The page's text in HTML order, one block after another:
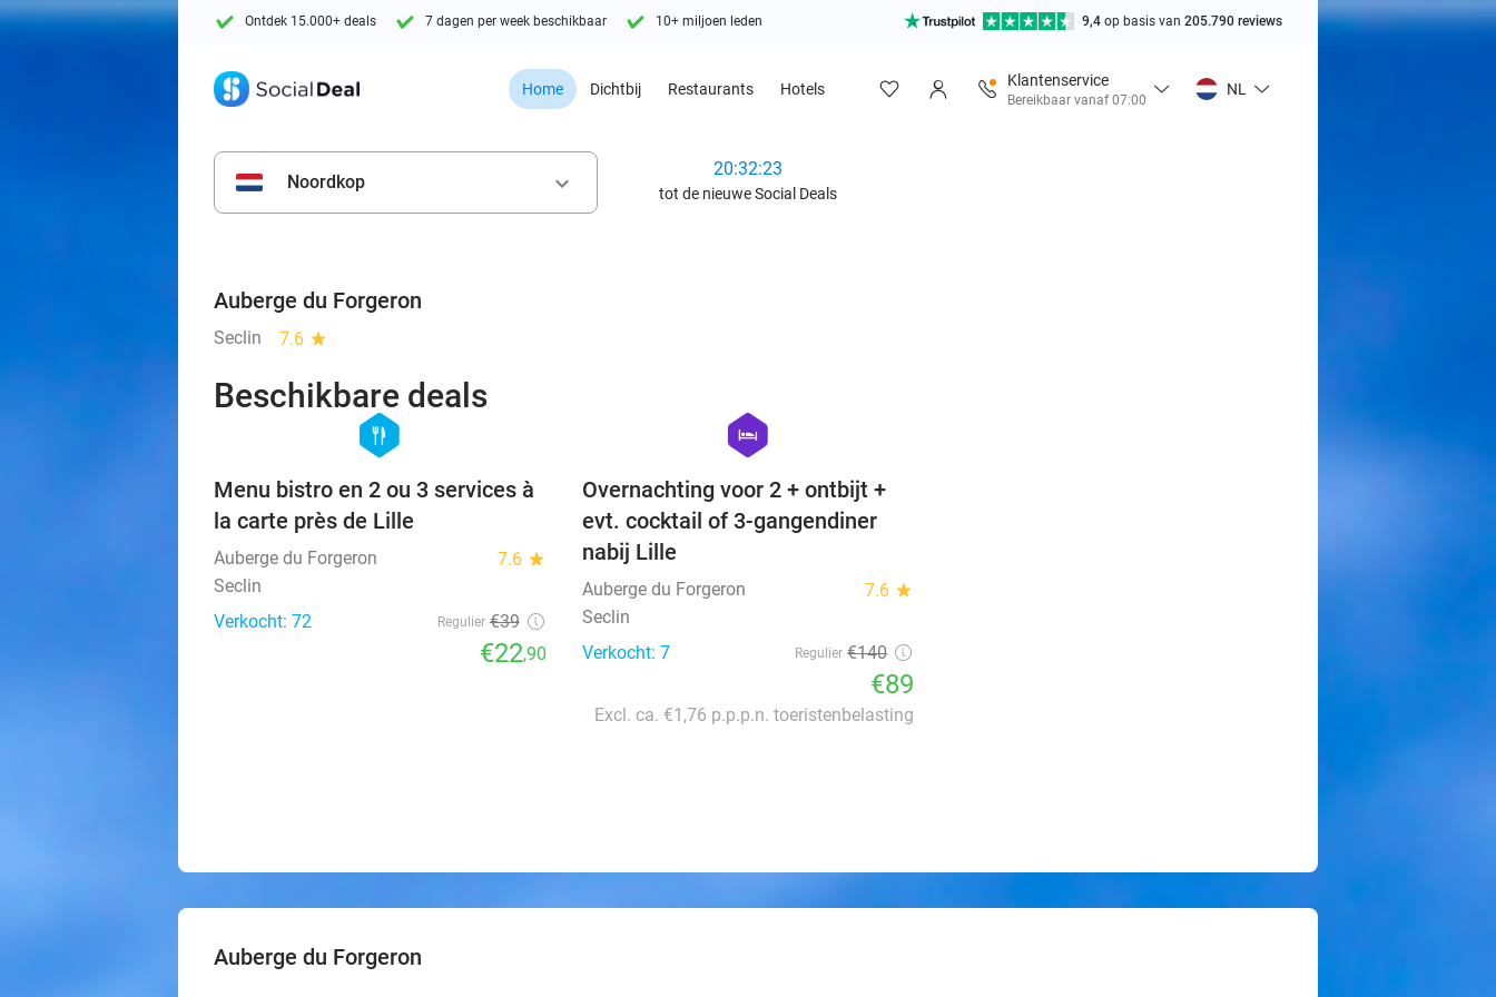
Ontdek 15.000+ deals 7 dagen per week beschikbaar 10+ miljoen leden 9,4 op basis van 205.790 reviews
Home Dichtbij Restaurants Hotels
Klantenservice
Bereikbaar vanaf 07:00
NL
Noordkop keyboard_arrow_down
20:32:21
tot de nieuwe Social Deals
Auberge du Forgeron
Seclin 7.6 star
Beschikbare deals
hexagon
food
Menu bistro en 2 ou 3 services à
la carte près de Lille
Auberge du Forgeron 7.6 star
Seclin
Verkocht: 72
Regulier €39
€22,90
hexagon
hotel
Overnachting voor 2 + ontbijt +
evt. cocktail of 3-gangendiner
nabij Lille
Auberge du Forgeron 7.6 star
Seclin
Verkocht: 7
Regulier €140
€89
Excl. ca. €1,76 p.p.p.n. toeristenbelasting
Auberge du Forgeron